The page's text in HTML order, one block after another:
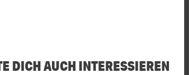
DICH AUCH INTERESSIEREN